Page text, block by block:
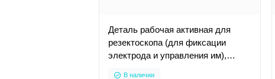
Деталь рабочая активная для
резектоскопа (для фиксации
электрода и управления им),
В наличии